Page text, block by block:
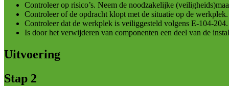
Controleer op risico’s. Neem de noodzakelijke
Controleer of de opdracht klopt met de situatie op de werkplek.
Controleer dat de werkplek is veiliggesteld volgens E-104-204.
Is door het verwijderen van componenten een deel van de
Uitvoering
Stap 2